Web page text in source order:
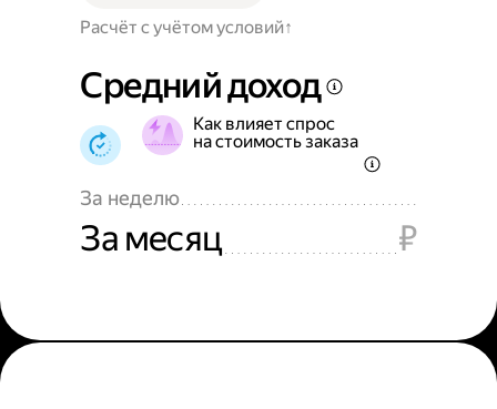
Расчёт с учётом условий
Средний доход
Как влияет спрос
на стоимость заказа
За неделю
За месяц ₽